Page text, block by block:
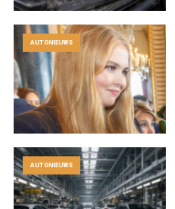
AUTONIEUWS
AUTONIEUWS